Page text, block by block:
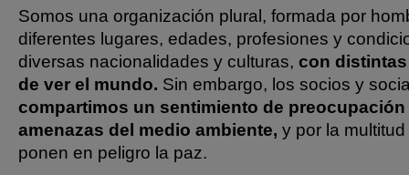
Somos una organización plural, formada por
diferentes lugares, edades, profesiones y
diversas nacionalidades y culturas, con
de ver el mundo. Sin embargo, los socios y
compartimos un sentimiento de
amenazas del medio ambiente, y por la
ponen en peligro la paz.